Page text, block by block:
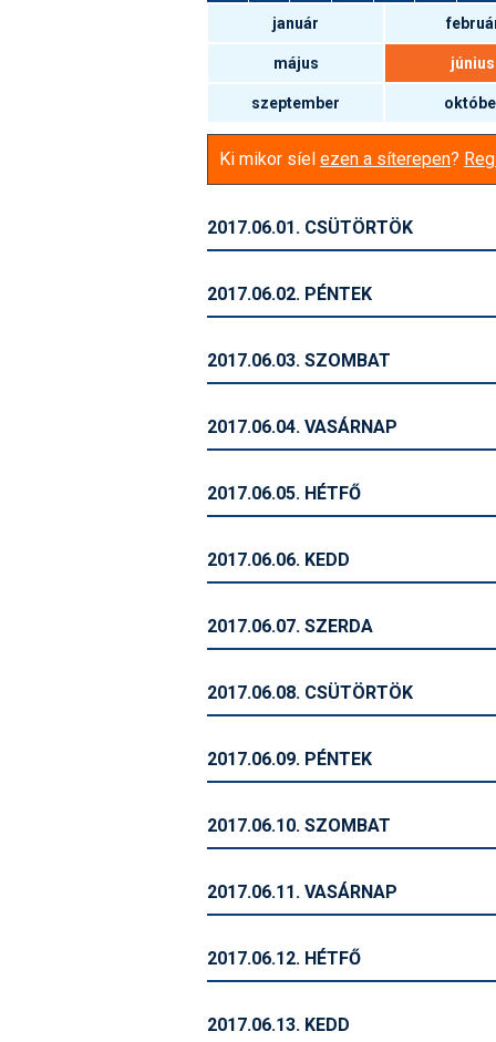
január
május június
szeptember
Ki mikor síel ezen a síterepen?
2017.06.01. CSÜTÖRTÖK
2017.06.02. PÉNTEK
2017.06.03. SZOMBAT
2017.06.04. VASÁRNAP
2017.06.05. HÉTFŐ
2017.06.06. KEDD
2017.06.07. SZERDA
2017.06.08. CSÜTÖRTÖK
2017.06.09. PÉNTEK
2017.06.10. SZOMBAT
2017.06.11. VASÁRNAP
2017.06.12. HÉTFŐ
2017.06.13. KEDD